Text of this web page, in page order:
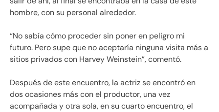
hombre, con su personal alrededor.
“No sabía cómo proceder sin poner en peligro mi
futuro. Pero supe que no aceptaría ninguna visita más a
sitios privados con Harvey Weinstein”, comentó.
Después de este encuentro, la actriz se encontró en
dos ocasiones más con el productor, una vez
acompañada y otra sola, en su cuarto encuentro, el